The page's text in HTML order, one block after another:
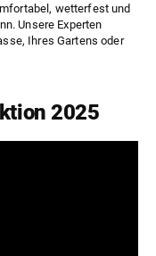
wetterfest und
Unsere Experten
Ihres Gartens oder
2025